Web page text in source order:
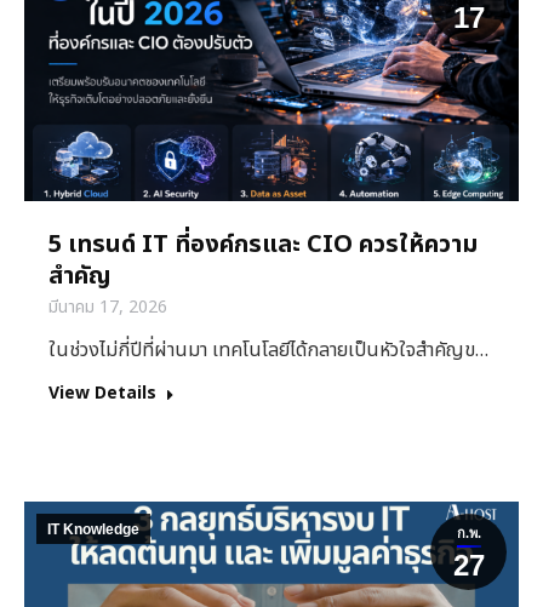
17
5 เทรนด์ IT ที่องค์กรและ CIO ควรให้ความ
สำคัญ
มีนาคม 17, 2026
ในช่วงไม่กี่ปีที่ผ่านมา เทคโนโลยีได้กลายเป็นหัวใจสำคัญข…
View Details
ก.พ.
27
IT Knowledge